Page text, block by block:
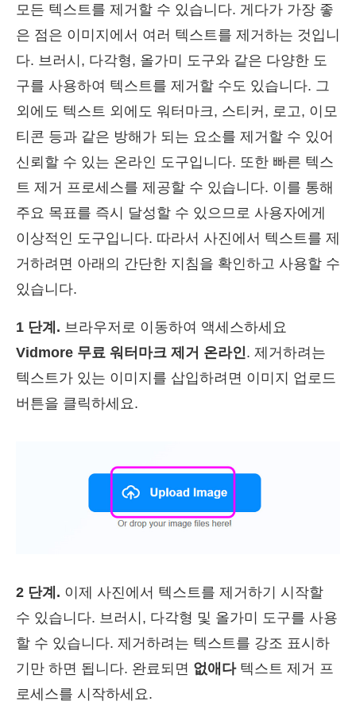
모든 텍스트를 제거할 수 있습니다. 게다가 가장 좋
은 점은 이미지에서 여러 텍스트를 제거하는 것입니
다. 브러시, 다각형, 올가미 도구와 같은 다양한 도
구를 사용하여 텍스트를 제거할 수도 있습니다. 그
외에도 텍스트 외에도 워터마크, 스티커, 로고, 이모
티콘 등과 같은 방해가 되는 요소를 제거할 수 있어
신뢰할 수 있는 온라인 도구입니다. 또한 빠른 텍스
트 제거 프로세스를 제공할 수 있습니다. 이를 통해
주요 목표를 즉시 달성할 수 있으므로 사용자에게
이상적인 도구입니다. 따라서 사진에서 텍스트를 제
거하려면 아래의 간단한 지침을 확인하고 사용할 수
있습니다.
1 단계. 브라우저로 이동하여 액세스하세요
Vidmore 무료 워터마크 제거 온라인. 제거하려는
텍스트가 있는 이미지를 삽입하려면 이미지 업로드
버튼을 클릭하세요.
2 단계. 이제 사진에서 텍스트를 제거하기 시작할
수 있습니다. 브러시, 다각형 및 올가미 도구를 사용
할 수 있습니다. 제거하려는 텍스트를 강조 표시하
기만 하면 됩니다. 완료되면 없애다텍스트 제거 프
로세스를 시작하세요.